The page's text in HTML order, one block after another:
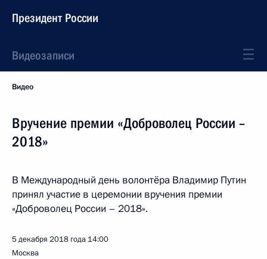
Президент России
Видеозаписи
Видео
Вручение премии «Доброволец России –
2018»
В Международный день волонтёра Владимир Путин
принял участие в церемонии вручения премии
«Доброволец России – 2018».
5 декабря 2018 года 14:00
Москва